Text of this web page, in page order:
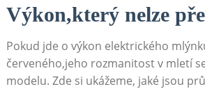
Výkon,který nelze
Pokud jde o výkon elektrického
červeného,jeho rozmanitost v mletí
modelu. Zde⁤ si ukážeme,‌ jaké jsou